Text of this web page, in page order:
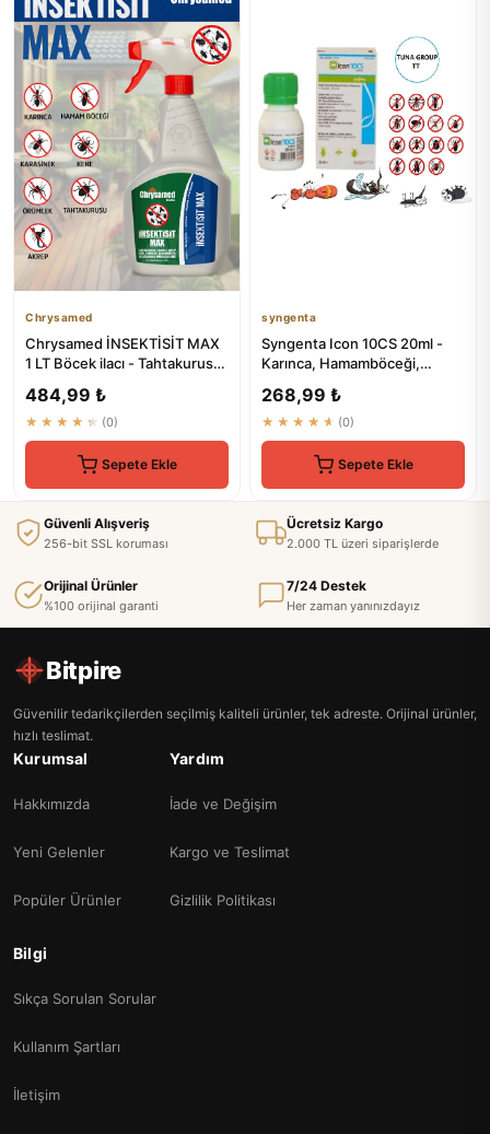
Chrysamed
Chrysamed İNSEKTİSİT MAX
1 LT Böcek ilacı - Tahtakurusu,
484,99 ₺
★★★★★ (0)
Sepete Ekle
syngenta
Syngenta Icon 10CS 20ml -
Karınca, Hamamböceği,
268,99 ₺
★★★★★ (0)
Sepete Ekle
Güvenli Alışveriş
256-bit SSL koruması
Ücretsiz Kargo
2.000 TL üzeri siparişlerde
Orijinal Ürünler
%100 orijinal garanti
7/24 Destek
Her zaman yanınızdayız
Bitpire
Güvenilir tedarikçilerden seçilmiş kaliteli ürünler, tek adreste. Orijinal ürünler,
hızlı teslimat.
Kurumsal
Hakkımızda
Yeni Gelenler
Popüler Ürünler
Yardım
İade ve Değişim
Kargo ve Teslimat
Gizlilik Politikası
Bilgi
Sıkça Sorulan Sorular
Kullanım Şartları
İletişim